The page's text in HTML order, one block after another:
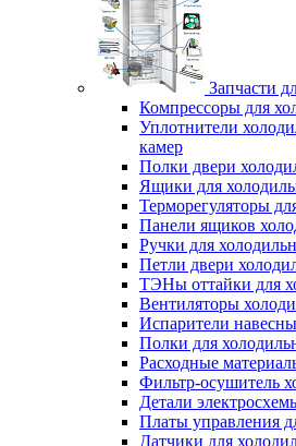
Запчасти
Компрессоры для
Уплотнители
камер
Полки двери
Ящики для
Терморегуляторы
Панели ящиков
Ручки для
Петли двери
ТЭНы оттайки для
Вентиляторы
Испарители
Полки для
Расходные
Фильтр-осушитель
Детали
Платы управления
Датчики для